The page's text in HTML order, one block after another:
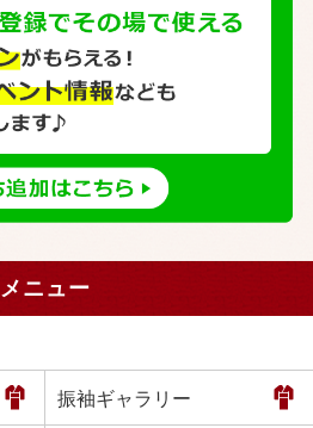
メニュー
振袖ギャラリー